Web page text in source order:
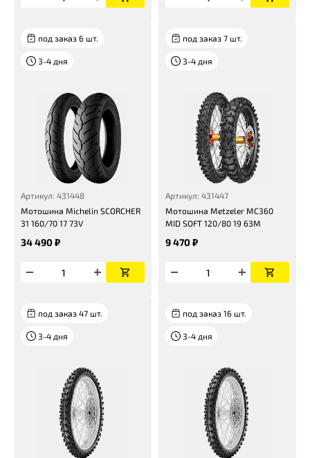
под заказ 6 шт.
3-4 дня
Артикул: 431448
Мотошина Michelin SCORCHER
31 160/70 17 73V
34 490 ₽
под заказ 7 шт.
3-4 дня
Артикул: 431447
Мотошина Metzeler MC360
MID SOFT 120/80 19 63M
9 470 ₽
под заказ 47 шт.
3-4 дня
под заказ 16 шт.
3-4 дня